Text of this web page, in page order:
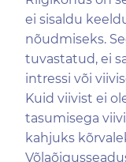
ei sisaldu
nõudmiseks.
tuvastatud, ei
intressi või
Kuid viivist ei
tasumisega
kahjuks